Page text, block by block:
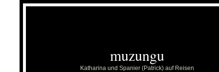
muzungu
Katharina und Spanier (Patrick) auf Reisen